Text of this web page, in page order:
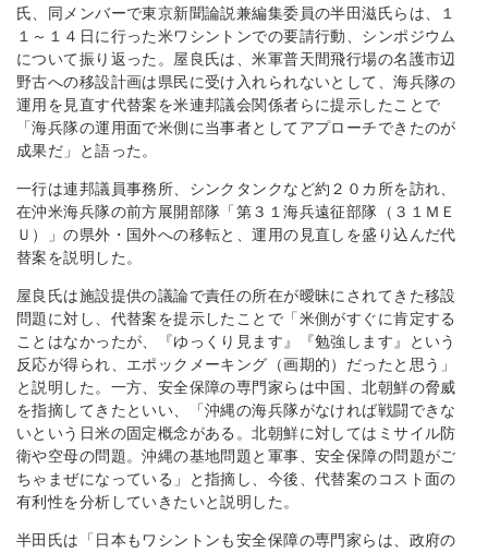
氏、同メンバーで東京新聞論説兼編集委員の半田滋氏らは、１
１～１４日に行った米ワシントンでの要請行動、シンポジウム
について振り返った。屋良氏は、米軍普天間飛行場の名護市辺
野古への移設計画は県民に受け入れられないとして、海兵隊の
運用を見直す代替案を米連邦議会関係者らに提示したことで
「海兵隊の運用面で米側に当事者としてアプローチできたのが
成果だ」と語った。
一行は連邦議員事務所、シンクタンクなど約２０カ所を訪れ、
在沖米海兵隊の前方展開部隊「第３１海兵遠征部隊（３１ＭＥ
Ｕ）」の県外・国外への移転と、運用の見直しを盛り込んだ代
替案を説明した。
屋良氏は施設提供の議論で責任の所在が曖昧にされてきた移設
問題に対し、代替案を提示したことで「米側がすぐに肯定する
ことはなかったが、『ゆっくり見ます』『勉強します』という
反応が得られ、エポックメーキング（画期的）だったと思う」
と説明した。一方、安全保障の専門家らは中国、北朝鮮の脅威
を指摘してきたといい、「沖縄の海兵隊がなければ戦闘できな
いという日米の固定概念がある。北朝鮮に対してはミサイル防
衛や空母の問題。沖縄の基地問題と軍事、安全保障の問題がご
ちゃまぜになっている」と指摘し、今後、代替案のコスト面の
有利性を分析していきたいと説明した。
半田氏は「日本もワシントンも安全保障の専門家らは、政府の